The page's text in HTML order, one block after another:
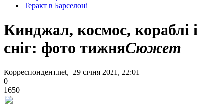
Теракт в Барселоні
Кинджал, космос, кораблі і
сніг: фото тижняСюжет
Корреспондент.net, 29 січня 2021, 22:01
0
1650